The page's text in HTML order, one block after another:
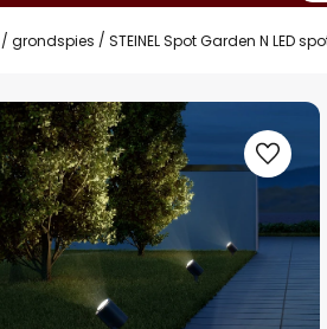
/ grondspies STEINEL Spot Garden N LED